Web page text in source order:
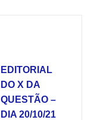
EDITORIAL
DO X DA
QUESTÃO –
DIA 20/10/21